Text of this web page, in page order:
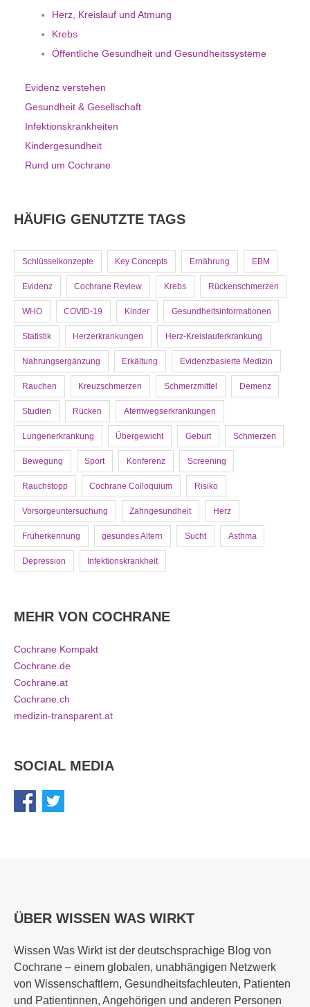
Herz, Kreislauf und Atmung
Krebs
Öffentliche Gesundheit und Gesundheitssysteme
Evidenz verstehen
Gesundheit & Gesellschaft
Infektionskrankheiten
Kindergesundheit
Rund um Cochrane
HÄUFIG GENUTZTE TAGS
Schlüsselkonzepte Key Concepts Ernährung EBM
Evidenz Cochrane Review Krebs Rückenschmerzen
WHO COVID-19 Kinder Gesundheitsinformationen
Statistik Herzerkrankungen Herz-Kreislauferkrankung
Nahrungsergänzung Erkältung Evidenzbasierte Medizin
Rauchen Kreuzschmerzen Schmerzmittel Demenz
Studien Rücken Atemwegserkrankungen
Lungenerkrankung Übergewicht Geburt Schmerzen
Bewegung Sport Konferenz Screening
Rauchstopp Cochrane Colloquium Risiko
Vorsorgeuntersuchung Zahngesundheit Herz
Früherkennung gesundes Altern Sucht Asthma
Depression Infektionskrankheit
MEHR VON COCHRANE
Cochrane Kompakt
Cochrane.de
Cochrane.at
Cochrane.ch
medizin-transparent.at
SOCIAL MEDIA
ÜBER WISSEN WAS WIRKT
Wissen Was Wirkt ist der deutschsprachige Blog von
Cochrane – einem globalen, unabhängigen Netzwerk
von Wissenschaftlern, Gesundheitsfachleuten, Patienten
und Patientinnen, Angehörigen und anderen Personen